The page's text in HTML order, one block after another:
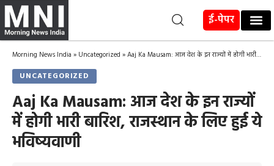
ई-पेपर
Morning News India » Uncategorized »Aaj Ka Mausam: आज देश के इन राज्यों में होगी भारी बारिश, राजस्थान के लिए हुई ये भविष्यवाणी
UNCATEGORIZED
Aaj Ka Mausam: आज देश के इन राज्यों
में होगी भारी बारिश, राजस्थान के लिए हुई ये
भविष्यवाणी